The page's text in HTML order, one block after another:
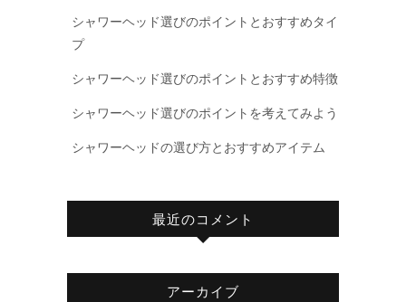
シャワーヘッド選びのポイントとおすすめタイ
プ
シャワーヘッド選びのポイントとおすすめ特徴
シャワーヘッド選びのポイントを考えてみよう
シャワーヘッドの選び方とおすすめアイテム
最近のコメント
アーカイブ